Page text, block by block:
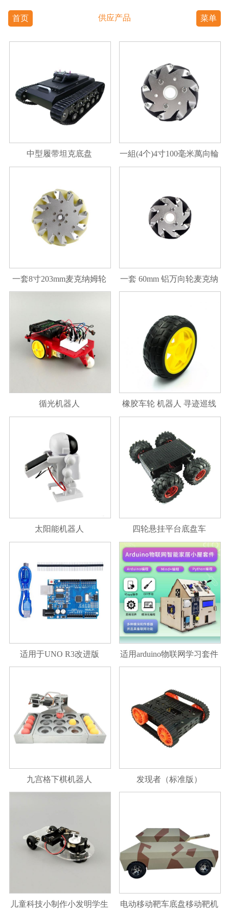
首页 供应产品 菜单
中型履带坦克底盘
一組(4个)4寸100毫米萬向輪
14162 100mm麦克纳姆轮万
一套8寸203mm麦克纳姆轮
一套 60mm 铝万向轮麦克纳
循光机器人
橡胶车轮 机器人 寻迹巡线
盘轮子 40g
太阳能机器人 四轮悬挂平台底盘车
适用于UNO R3改进版
适用arduino物联网学习套件
九宫格下棋机器人 发现者（标准版）
儿童科技小制作小发明学生 电动移动靶车底盘移动靶机